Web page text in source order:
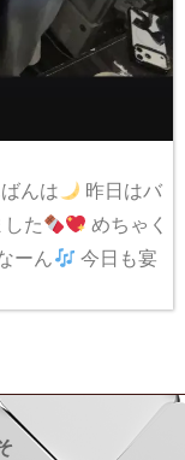
んは
昨日はバ
た
めちゃく
ーん
今日も宴